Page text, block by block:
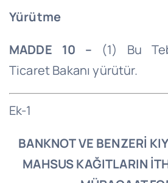
Yürütme
MADDE 10 – (1) Bu
Ticaret Bakanı yürütür.
Ek-1
BANKNOT VE BENZERİ
MAHSUS KAĞITLARIN